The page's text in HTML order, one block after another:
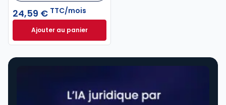
24,59 € TTC/mois
Ajouter au panierAlertes & Conseils Gestion de Patrimoine à 24,59 €